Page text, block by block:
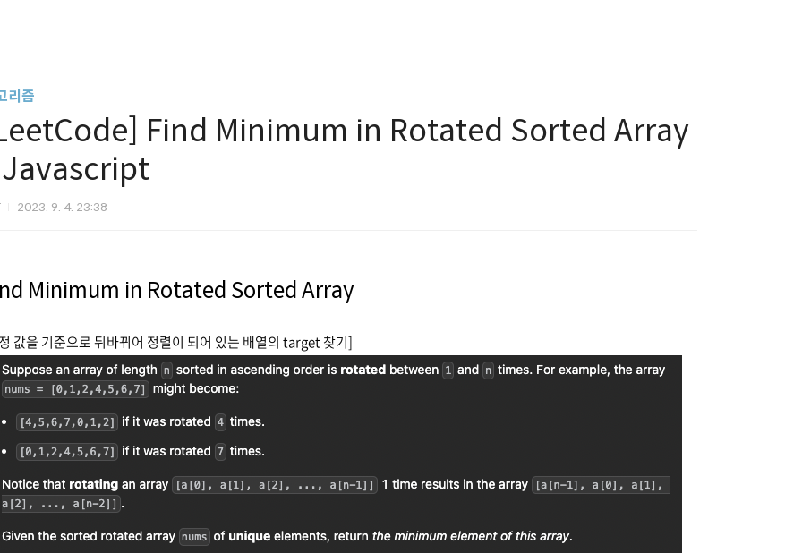
리즘
Find Minimum in Rotated Sorted Array
2023. 9. 4. 23:38
Minimum in Rotated Sorted Array
값을 기준으로 뒤바뀌어 정렬이 되어 있는 배열의 target 찾기]